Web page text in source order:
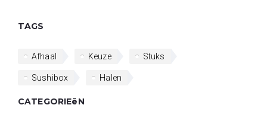
TAGS
Afhaal Keuze Stuks
Sushibox Halen
CATEGORIEëN